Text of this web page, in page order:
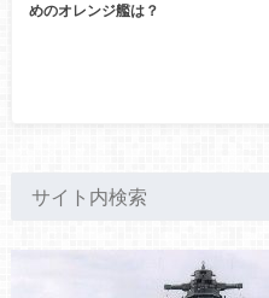
めのオレンジ艦は？